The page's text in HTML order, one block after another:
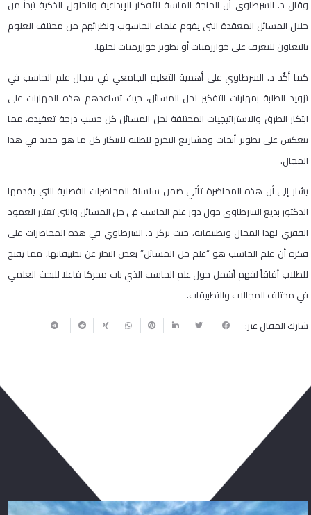
وقال د. السرطاوي أن الحاجة الماسة للأفكار الإبداعية والحلول الذكية تبدأ من
خلال المسائل المعقدة التي يقوم علماء الحاسوب ونظرائهم من مختلف العلوم
بالتعاون للتعرف على خوارزميات أو تطوير خوارزميات لحلها.
كما أكّد د. السرطاوي على أهمية التعليم الجامعي في مجال علم الحاسب في
تزويد الطلبة بمهارات التفكير لحل المسائل، حيث تساعدهم هذه المهارات على
ابتكار الطرق والاستراتيجيات المختلفة لحل المسائل كل حسب درجة تعقيده، مما
ينعكس على تطوير أبحاث ومشاريع التخرج للطلبة لابتكار كل ما هو جديد في هذا
المجال.
يشار إلى أن هذه المحاضرة تأتي ضمن سلسلة المحاضرات الفصلية التي يقدمها
الدكتور بديع السرطاوي حول دور علم الحاسب في حل المسائل والتي تعتبر العمود
الفقري لهذا المجال وتطبيقاته، حيث يركز د. السرطاوي في هذه المحاضرات على
فكرة أن علم الحاسب هو “علم حل المسائل” بغض النظر عن تطبيقاتها، مما يفتح
للطلاب آفاقاً لفهم أشمل حول علم الحاسب الذي بات محركا فاعلا للبحث العلمي
في مختلف المجالات والتطبيقات.
شارك المقال عبر: